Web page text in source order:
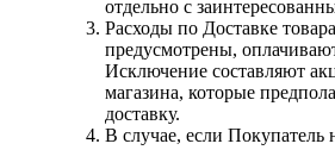
отдельно с
Расходы по Доставке
предусмотрены,
Исключение составляют
магазина, которые
доставку.
В случае, если Покупатель